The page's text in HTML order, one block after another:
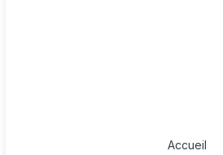
Accueil